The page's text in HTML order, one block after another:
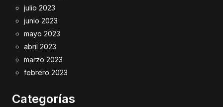
julio 2023
junio 2023
mayo 2023
abril 2023
marzo 2023
febrero 2023
Categorías